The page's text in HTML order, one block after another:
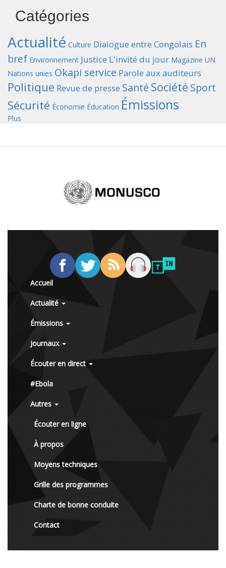
Catégories
Actualité Culture Dialogue entre Congolais En
bref Environnement Justice L'invité du jour Magazine UN
Nations unies Okapi service Parole aux auditeurs
Politique Revue de presse Santé Société Sport
Sécurité Économie Éducation Émissions
Plus
Accueil
Actualité
Émissions
Journaux
Écouter en direct
#Ebola
Autres
Écouter en ligne
À propos
Moyens techniques
Grille des programmes
Charte de bonne conduite
Contact